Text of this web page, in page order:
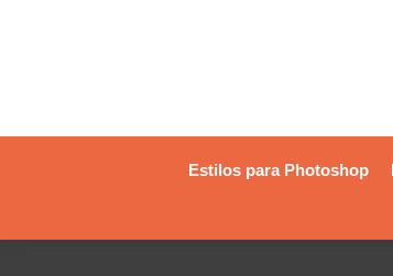
Estilos para Photoshop